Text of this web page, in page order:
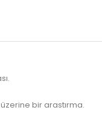
bir arastırma.